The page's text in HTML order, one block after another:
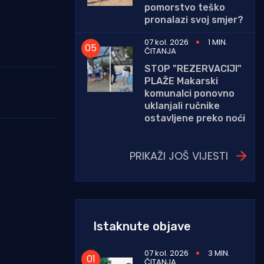
pomorstvo teško
pronalazi svoj smjer?
07 kol. 2026
1 MIN.
ČITANJA
STOP "REZERVACIJI"
PLAŽE Makarski
komunalci ponovno
uklanjali ručnike
ostavljene preko noći
PRIKAŽI JOŠ VIJESTI
Istaknute objave
07 kol. 2026 3 MIN.
ČITANJA